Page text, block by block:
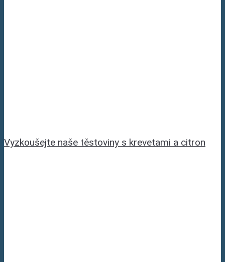
Vyzkoušejte naše těstoviny s krevetami a citron